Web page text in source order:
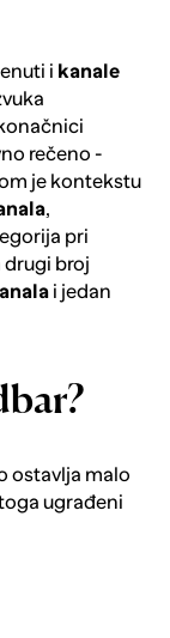
i kanale
rečeno -
je kontekstu
,
pri
drugi broj
i jedan
ostavlja malo
ugrađeni